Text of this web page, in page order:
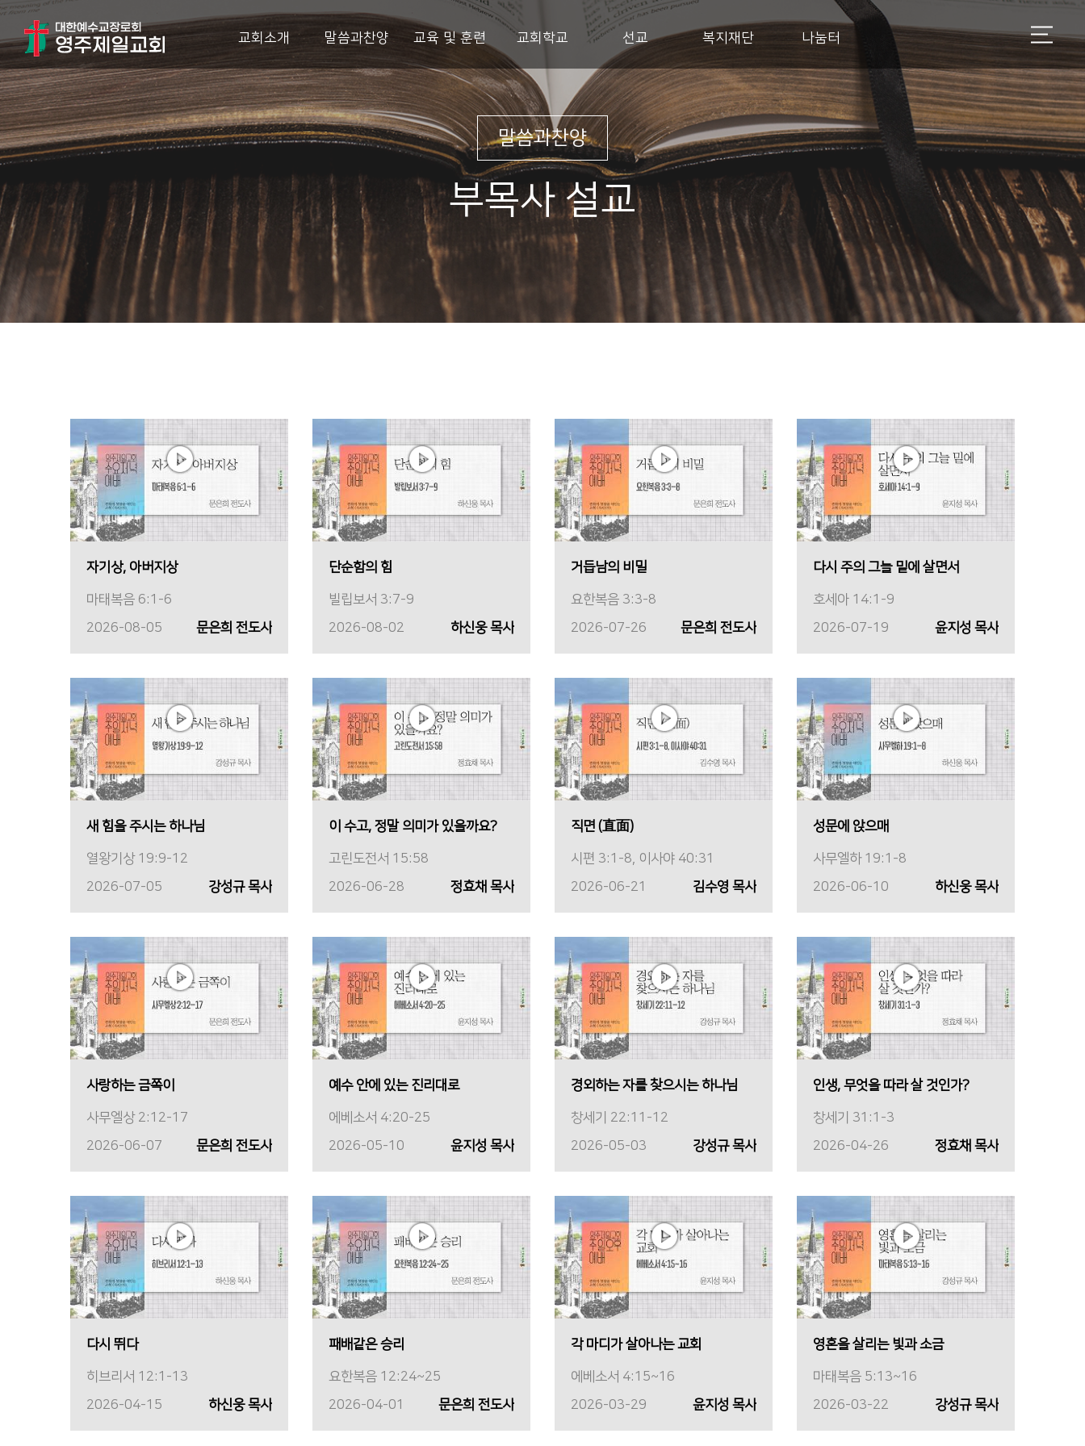
교회소개 말씀과찬양 교육 및 훈련 교회학교 선교 복지재단 나눔터
말씀과찬양
부목사 설교
자기상, 아버지상
마태복음 6:1-6
2026-08-05
문은희 전도사
단순함의 힘
빌립보서 3:7-9
2026-08-02
하신웅 목사
거듭남의 비밀
요한복음 3:3-8
2026-07-26
문은희 전도사
다시 주의 그늘 밑에 살면서
호세아 14:1-9
2026-07-19
윤지성 목사
새 힘을 주시는 하나님
열왕기상 19:9-12
2026-07-05
강성규 목사
이 수고, 정말 의미가 있을까요?
고린도전서 15:58
2026-06-28
정효채 목사
직면 (直面)
시편 3:1-8, 이사야 40:31
2026-06-21
김수영 목사
성문에 앉으매
사무엘하 19:1-8
2026-06-10
하신웅 목사
사랑하는 금쪽이
사무엘상 2:12-17
2026-06-07
문은희 전도사
예수 안에 있는 진리대로
에베소서 4:20-25
2026-05-10
윤지성 목사
경외하는 자를 찾으시는 하나님
창세기 22:11-12
2026-05-03
강성규 목사
인생, 무엇을 따라 살 것인가?
창세기 31:1-3
2026-04-26
정효채 목사
다시 뛰다
히브리서 12:1-13
2026-04-15
하신웅 목사
패배같은 승리
요한복음 12:24~25
2026-04-01
문은희 전도사
각 마디가 살아나는 교회
에베소서 4:15~16
2026-03-29
윤지성 목사
영혼을 살리는 빛과 소금
마태복음 5:13~16
2026-03-22
강성규 목사